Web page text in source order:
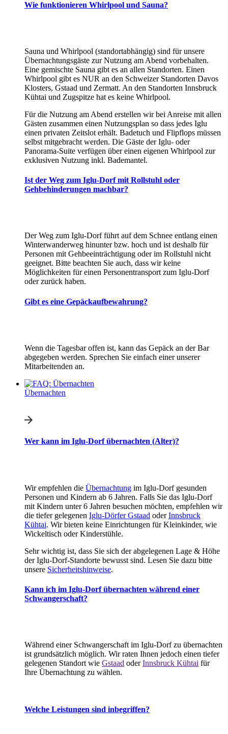
Wie funktionieren Whirlpool und Sauna?
Sauna und Whirlpool (standortabhängig) sind für unsere
Übernachtungsgäste zur Nutzung am Abend vorbehalten.
Eine gemischte Sauna gibt es an allen Standorten. Einen
Whirlpool gibt es NUR an den Schweizer Standorten Davos
Klosters, Gstaad und Zermatt. An den Standorten Innsbruck
Kühtai und Zugspitze hat es keine Whirlpool.
Für die Nutzung am Abend erstellen wir bei Anreise mit allen
Gästen zusammen einen Nutzungsplan so dass jedes Iglu
einen privaten Zeitslot erhält. Badetuch und Flipflops müssen
selbst mitgebracht werden. Die Gäste der Iglu- oder
Panorama-Suite verfügen über einen eigenen Whirlpool zur
exklusiven Nutzung inkl. Bademantel.
Ist der Weg zum Iglu-Dorf mit Rollstuhl oder
Gehbehinderungen machbar?
Der Weg zum Iglu-Dorf führt auf dem Schnee entlang einen
Winterwanderweg hinunter bzw. hoch und ist deshalb für
Personen mit Gehbeeinträchtigung oder im Rollstuhl nicht
geeignet. Bitte beachten Sie auch, dass wir keine
Möglichkeiten für einen Personentransport zum Iglu-Dorf
oder zurück haben.
Gibt es eine Gepäckaufbewahrung?
Wenn die Tagesbar offen ist, kann das Gepäck an der Bar
abgegeben werden. Sprechen Sie einfach einer unserer
Mitarbeitenden an.
Übernachten
Wer kann im Iglu-Dorf übernachten (Alter)?
Wir empfehlen die Übernachtung im Iglu-Dorf gesunden
Personen und Kindern ab 6 Jahren. Falls Sie das Iglu-Dorf
mit Kindern unter 6 Jahren besuchen möchten, empfehlen wir
die tiefer gelegenen Iglu-Dörfer Gstaad oderInnsbruck
Kühtai. Wir bieten keine Einrichtungen für Kleinkinder, wie
Wickeltisch oder Kinderstühle.
Sehr wichtig ist, dass Sie sich der abgelegenen Lage & Höhe
der Iglu-Dorf-Standorte bewusst sind. Lesen Sie dazu bitte
unsere Sicherheitshinweise.
Kann ich im Iglu-Dorf übernachten während einer
Schwangerschaft?
Während einer Schwangerschaft im Iglu-Dorf zu übernachten
ist grundsätzlich möglich. Wir raten Ihnen jedoch einen tiefer
gelegenen Standort wie Gstaad oderInnsbruck Kühtai für
Ihre Übernachtung zu wählen.
Welche Leistungen sind inbegriffen?